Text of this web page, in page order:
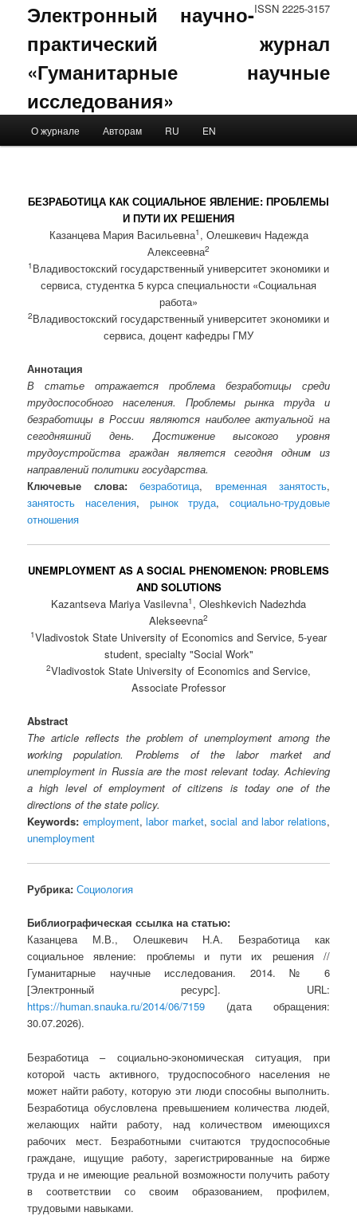
ISSN 2225-3157
Электронный научно-
практический журнал
«Гуманитарные научные
исследования»
Skip to primary content
Skip to secondary content
О журнале Авторам RU EN
БЕЗРАБОТИЦА КАК СОЦИАЛЬНОЕ ЯВЛЕНИЕ: ПРОБЛЕМЫ
И ПУТИ ИХ РЕШЕНИЯ
Казанцева Мария Васильевна1 , Олешкевич Надежда
Алексеевна2
1 Владивостокский государственный университет экономики и
сервиса, студентка 5 курса специальности «Социальная
работа»
2Владивостокский государственный университет экономики и
сервиса, доцент кафедры ГМУ
Аннотация
В статье отражается проблема безработицы среди
трудоспособного населения. Проблемы рынка труда и
безработицы в России являются наиболее актуальной на
сегодняшний день. Достижение высокого уровня
трудоустройства граждан является сегодня одним из
направлений политики государства.
Ключевые слова:
безработица, временная занятость,
занятость населения, рынок труда, социально-трудовые
отношения
UNEMPLOYMENT AS A SOCIAL PHENOMENON: PROBLEMS
AND SOLUTIONS
Kazantseva Mariya Vasilevna1 , Oleshkevich Nadezhda
Alekseevna2
1Vladivostok State University of Economics and Service, 5-year
student, specialty "Social Work"
2Vladivostok State University of Economics and Service,
Associate Professor
Abstract
The article reflects the problem of unemployment among the
working population. Problems of the labor market and
unemployment in Russia are the most relevant today. Achieving
a high level of employment of citizens is today one of the
directions of the state policy.
Keywords: employment,labor market,social and labor relations,
unemployment
Рубрика: Социология
Библиографическая ссылка на статью:
Казанцева М.В., Олешкевич Н.А. Безработица как
социальное явление: проблемы и пути их решения //
Гуманитарные научные исследования. 2014. № 6
[Электронный ресурс]. URL:
https://human.snauka.ru/2014/06/7159 (дата обращения:
30.07.2026).
Безработица – социально-экономическая ситуация, при
которой часть активного, трудоспособного населения не
может найти работу, которую эти люди способны выполнить.
Безработица обусловлена превышением количества людей,
желающих найти работу, над количеством имеющихся
рабочих мест. Безработными считаются трудоспособные
граждане, ищущие работу, зарегистрированные на бирже
труда и не имеющие реальной возможности получить работу
в соответствии со своим образованием, профилем,
трудовыми навыками.